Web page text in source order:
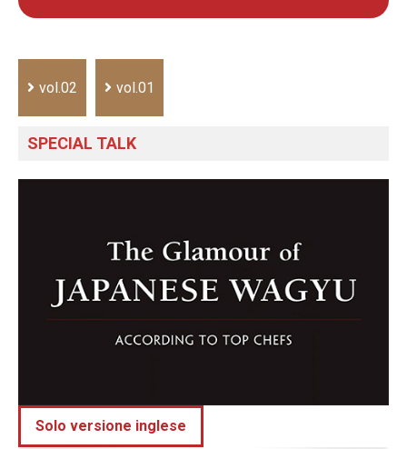
vol.02 vol.01
SPECIAL TALK
Solo versione inglese